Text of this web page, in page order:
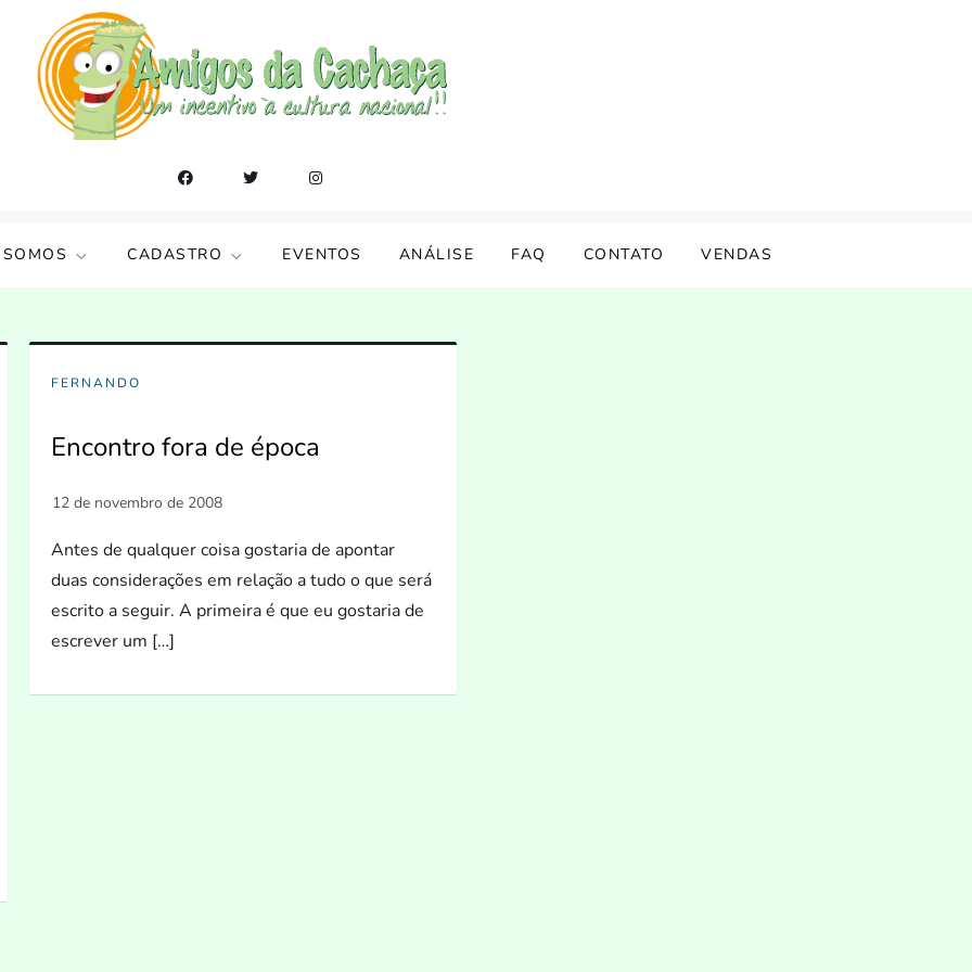
CADASTRO EVENTOS ANÁLISE FAQ CONTATO VENDAS
FERNANDO
Encontro fora de época
Antes de qualquer coisa gostaria de apontar
duas considerações em relação a tudo o que será
escrito a seguir. A primeira é que eu gostaria de
escrever um […]